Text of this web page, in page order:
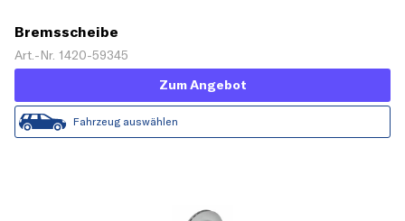
Bremsscheibe
Art.-Nr. 1420-59345
Zum Angebot
Fahrzeug auswählen